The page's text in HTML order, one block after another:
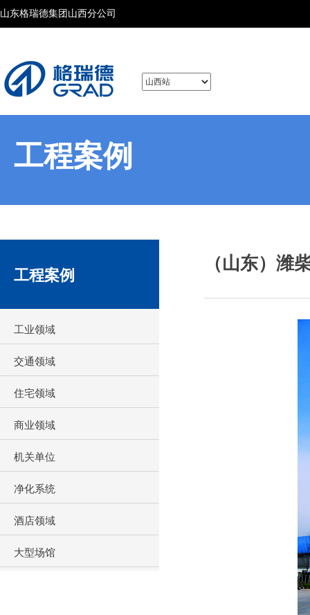
山东格瑞德集团山西分公司
工程案例
工程案例
工业领域
交通领域
住宅领域
商业领域
机关单位
净化系统
酒店领域
大型场馆
（山东）潍